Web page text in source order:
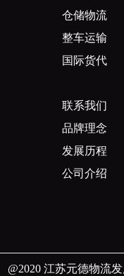
仓储物流
整车运输
国际货代
联系我们
品牌理念
发展历程
公司介绍
@2020 江苏元德物流